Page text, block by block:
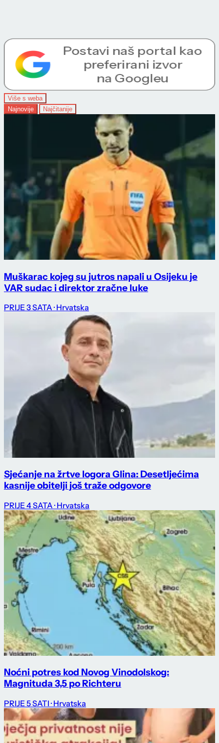
Više s weba
Najnovije
Najčitanije
Muškarac kojeg su jutros napali u Osijeku je
VAR sudac i direktor zračne luke
PRIJE 3 SATA · Hrvatska
Sjećanje na žrtve logora Glina: Desetljećima
kasnije obitelji još traže odgovore
PRIJE 4 SATA · Hrvatska
Noćni potres kod Novog Vinodolskog:
Magnituda 3,5 po Richteru
PRIJE 5 SATI · Hrvatska